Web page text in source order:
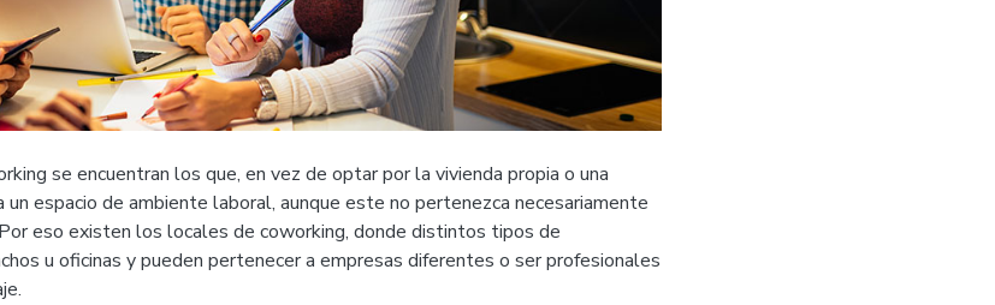
se encuentran los que, en vez de optar por la vivienda propia o una
un espacio de ambiente laboral, aunque este no pertenezca necesariamente
eso existen los locales de coworking, donde distintos tipos de
u oficinas y pueden pertenecer a empresas diferentes o ser profesionales